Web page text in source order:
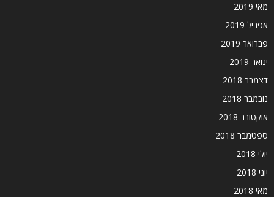
מאי 2019
אפריל 2019
פברואר 2019
ינואר 2019
דצמבר 2018
נובמבר 2018
אוקטובר 2018
ספטמבר 2018
יולי 2018
יוני 2018
מאי 2018